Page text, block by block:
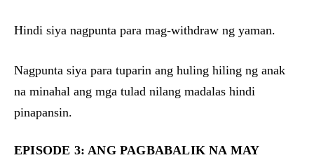
Hindi siya nagpunta para mag-withdraw ng yaman.
Nagpunta siya para tuparin ang huling hiling ng anak
na minahal ang mga tulad nilang madalas hindi
pinapansin.
EPISODE 3: ANG PAGBABALIK NA MAY